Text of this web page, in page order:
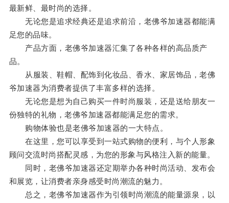
最新鲜、最时尚的选择。
无论您是追求经典还是追求前沿，老佛爷加速器都能满
足您的品味。
产品方面，老佛爷加速器汇集了各种各样的高品质产
品。
从服装、鞋帽、配饰到化妆品、香水、家居饰品，老佛
爷加速器为消费者提供了丰富多样的选择。
无论您是想为自己购买一件时尚服装，还是送给朋友一
份独特的礼物，老佛爷加速器都能满足您的需求。
购物体验也是老佛爷加速器的一大特点。
在这里，您可以享受到一站式购物的便利，与个人形象
顾问交流时尚搭配灵感，为您的形象与风格注入新的能量。
同时，老佛爷加速器还定期举办各种时尚活动、发布会
和展览，让消费者亲身感受时尚潮流的魅力。
总之，老佛爷加速器作为引领时尚潮流的能量源泉，以